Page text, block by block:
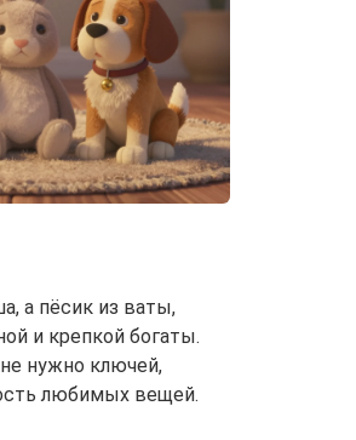
а пёсик из ваты,
и крепкой богаты.
нужно ключей,
любимых вещей.